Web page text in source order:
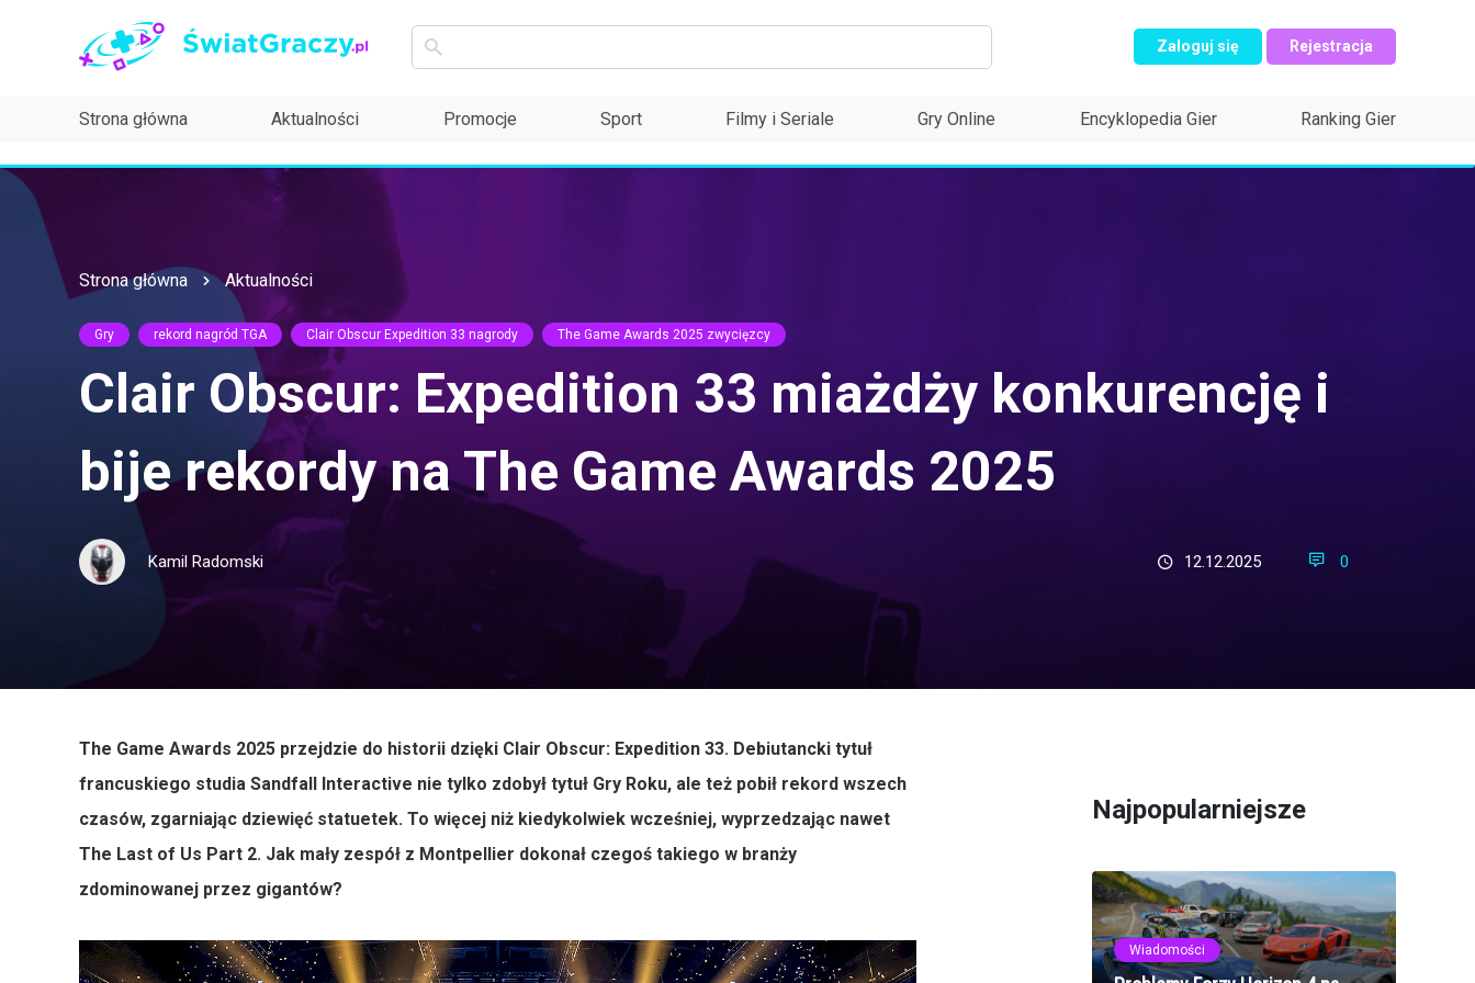
Zaloguj się Rejestracja
Strona główna Aktualności Promocje Sport Filmy i Seriale Gry Online Encyklopedia Gier Ranking Gier
Strona główna Aktualności
Gry rekord nagród TGA Clair Obscur Expedition 33 nagrody The Game Awards 2025 zwycięzcy
Clair Obscur: Expedition 33 miażdży konkurencję i
bije rekordy na The Game Awards 2025
Kamil Radomski 12.12.2025 0
The Game Awards 2025 przejdzie do historii dzięki Clair Obscur: Expedition 33. Debiutancki tytuł
francuskiego studia Sandfall Interactive nie tylko zdobył tytuł Gry Roku, ale też pobił rekord wszech
czasów, zgarniając dziewięć statuetek. To więcej niż kiedykolwiek wcześniej, wyprzedzając nawet
The Last of Us Part 2. Jak mały zespół z Montpellier dokonał czegoś takiego w branży
zdominowanej przez gigantów?
Najpopularniejsze
Wiadomości